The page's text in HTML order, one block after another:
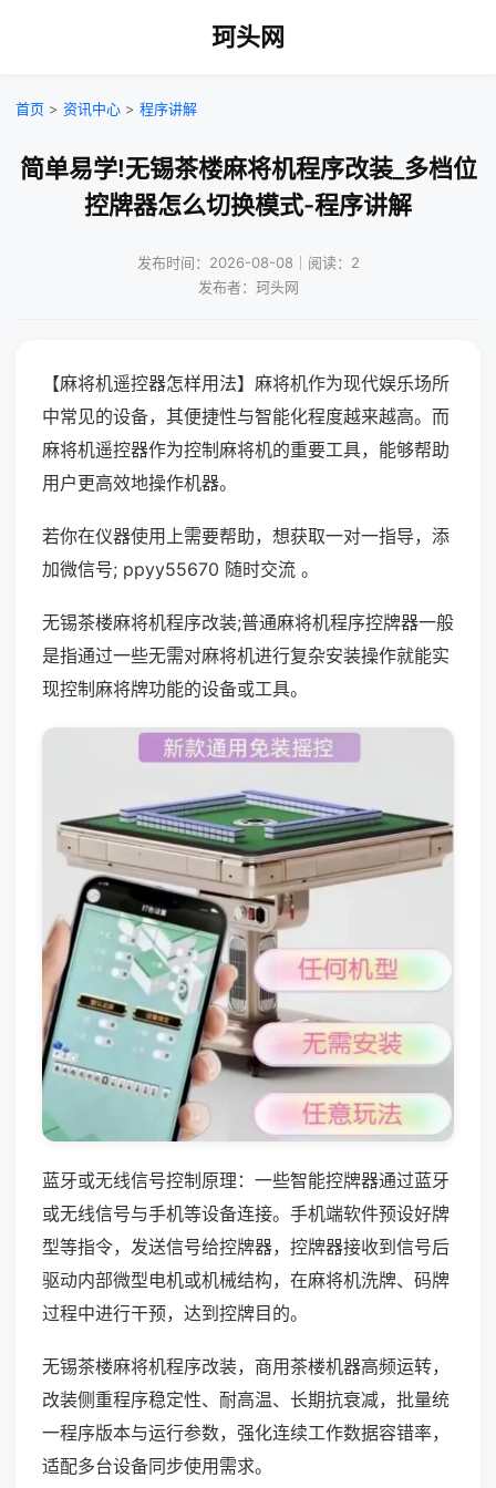
珂头网
首页 > 资讯中心 > 程序讲解
简单易学!无锡茶楼麻将机程序改装_多档位
控牌器怎么切换模式-程序讲解
发布时间：2026-08-08｜阅读：2
发布者：珂头网
【麻将机遥控器怎样用法】麻将机作为现代娱乐场所
中常见的设备，其便捷性与智能化程度越来越高。而
麻将机遥控器作为控制麻将机的重要工具，能够帮助
用户更高效地操作机器。
若你在仪器使用上需要帮助，想获取一对一指导，添
加微信号; ppyy55670 随时交流 。
无锡茶楼麻将机程序改装;普通麻将机程序控牌器一般
是指通过一些无需对麻将机进行复杂安装操作就能实
现控制麻将牌功能的设备或工具。
蓝牙或无线信号控制原理：一些智能控牌器通过蓝牙
或无线信号与手机等设备连接。手机端软件预设好牌
型等指令，发送信号给控牌器，控牌器接收到信号后
驱动内部微型电机或机械结构，在麻将机洗牌、码牌
过程中进行干预，达到控牌目的。
无锡茶楼麻将机程序改装，商用茶楼机器高频运转，
改装侧重程序稳定性、耐高温、长期抗衰减，批量统
一程序版本与运行参数，强化连续工作数据容错率，
适配多台设备同步使用需求。